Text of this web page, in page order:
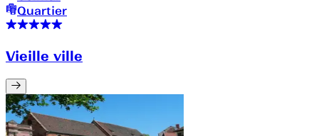
Quartier
Vieille ville